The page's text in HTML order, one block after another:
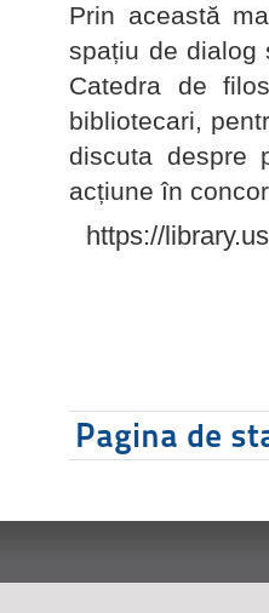
Prin această
spațiu de dialog
Catedra de
bibliotecari,
discuta despre
acțiune în
https://
Pagina de